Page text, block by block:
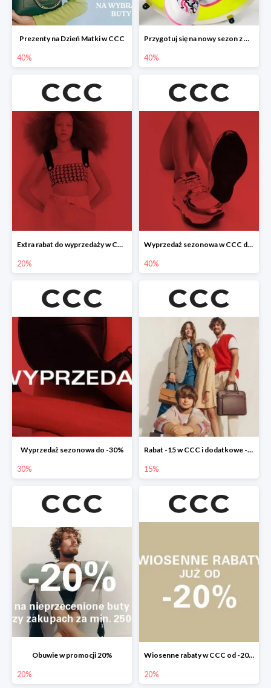
Prezenty na Dzień Matki w CCC
40%
Przygotuj się na nowy sezon z CCC - druga para -40%
40%
Extra rabat do wyprzedaży w CCC -20%
20%
Wyprzedaż sezonowa w CCC do -40%
40%
Wyprzedaż sezonowa do -30%
30%
Rabat -15 w CCC i dodatkowe -20% dla klubowiczów
15%
Obuwie w promocji 20%
20%
Wiosenne rabaty w CCC od -20%
20%